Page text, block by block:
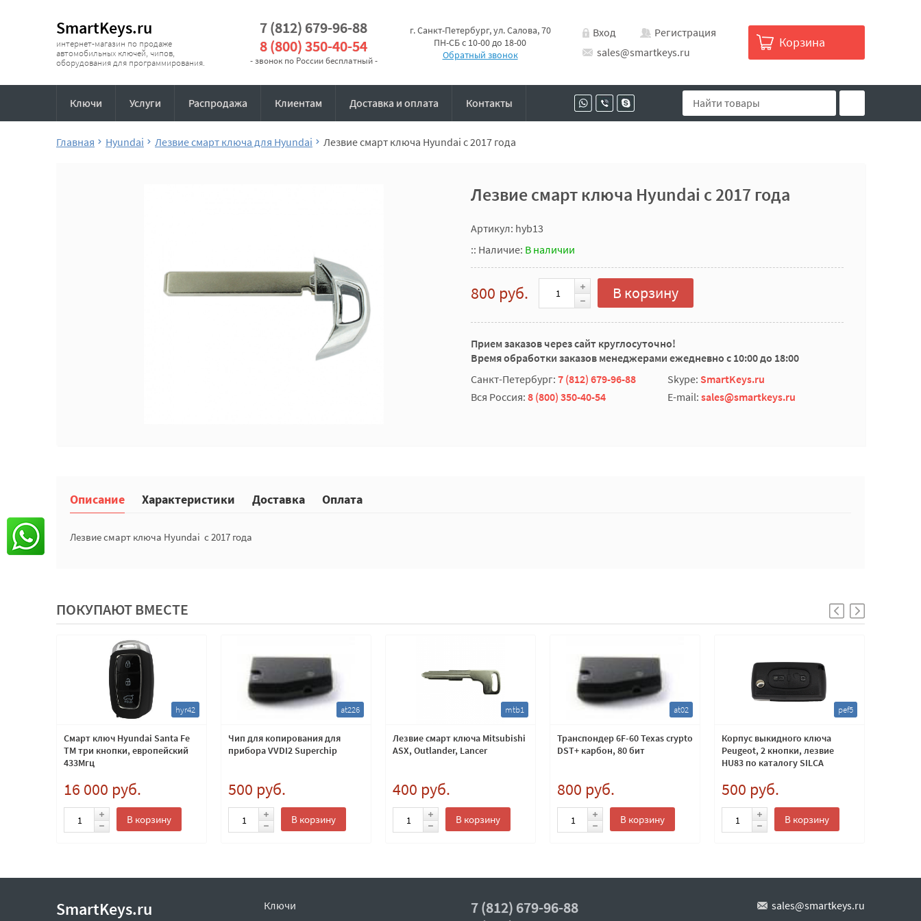
SmartKeys.ru
интернет-магазин по продаже
автомобильных ключей, чипов,
оборудования для программирования.
7 (812) 679-96-88
8 (800) 350-40-54
- звонок по России бесплатный -
г. Санкт-Петербург, ул. Салова, 70
ПН-СБ с 10-00 до 18-00
Обратный звонок
Вход
Регистрация
sales@smartkeys.ru
Корзина
Ключи Услуги Распродажа Клиентам Доставка и оплата Контакты
Главная Hyundai Лезвие смарт ключа для Hyundai Лезвие смарт ключа Hyundai с 2017 года
Лезвие смарт ключа Hyundai с 2017 года
Артикул: hyb13
:: Наличие: В наличии
800 руб. В корзину
Прием заказов через сайт круглосуточно!
Время обработки заказов менеджерами ежедневно с 10:00 до 18:00
Санкт-Петербург: 7 (812) 679-96-88 Skype: SmartKeys.ru
Вся Россия: 8 (800) 350-40-54 E-mail: sales@smartkeys.ru
Описание Характеристики Доставка Оплата
Лезвие смарт ключа Hyundai с 2017 года
ПОКУПАЮТ ВМЕСТЕ
hyr42
Смарт ключ Hyundai Santa Fe
TM три кнопки, европейский
433Мгц
16 000 руб.
В корзину
at226
Чип для копирования для
прибора VVDI2 Superchip
500 руб.
В корзину
mtb1
Лезвие смарт ключа Mitsubishi
ASX, Outlander, Lancer
400 руб.
В корзину
at02
Транспондер 6F-60 Texas crypto
DST+ карбон, 80 бит
800 руб.
В корзину
pef5
Корпус выкидного ключа
Peugeot, 2 кнопки, лезвие
HU83 по каталогу SILCA
500 руб.
В корзину
SmartKeys.ru
Ключи
7 (812) 679-96-88
sales@smartkeys.ru